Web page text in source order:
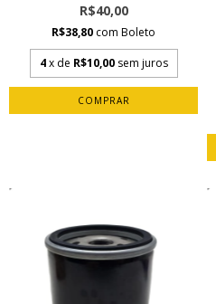
R$40,00
R$38,80 com Boleto
4 x de R$10,00 sem juros